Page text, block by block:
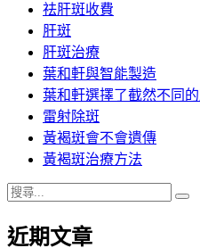
祛肝斑收費
肝斑
肝斑治療
葉和軒與智能製造
葉和軒選擇了截然不同
雷射除斑
黃褐斑會不會遺傳
黃褐斑治療方法
搜
關
近期文章